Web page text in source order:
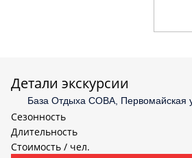
Детали экскурсии
База Отдыха СОВА, Первомайская
Сезонность
Длительность
Стоимость / чел.